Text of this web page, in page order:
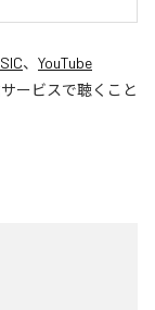
、 YouTube
ービスで聴くこと